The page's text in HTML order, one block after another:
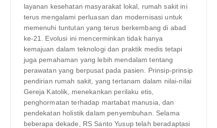
layanan kesehatan masyarakat lokal, rumah sakit ini
terus mengalami perluasan dan modernisasi untuk
memenuhi tuntutan yang terus berkembang di abad
ke-21. Evolusi ini mencerminkan tidak hanya
kemajuan dalam teknologi dan praktik medis tetapi
juga pemahaman yang lebih mendalam tentang
perawatan yang berpusat pada pasien. Prinsip-prinsip
pendirian rumah sakit, yang tertanam dalam nilai-nilai
Gereja Katolik, menekankan perilaku etis,
penghormatan terhadap martabat manusia, dan
pendekatan holistik dalam penyembuhan. Selama
beberapa dekade, RS Santo Yusup telah beradaptasi